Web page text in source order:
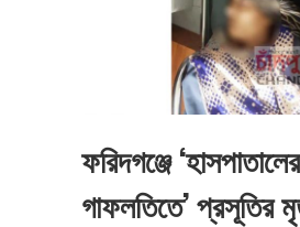
ফরিদগঞ্জে ‘হাসপাতালের
গাফলতিতে’ প্রসূতির